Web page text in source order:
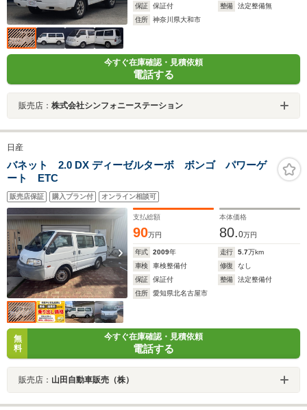
保証
保証付 整備
法定整備無
住所
神奈川県大和市
今すぐ在庫確認・見積依頼
電話する
販売店： 株式会社シンフォニーステーション
日産
バネット 2.0 DX ディーゼルターボ ボンゴ パワーゲ
ート ETC
販売店保証 購入プラン付 オンライン相談可
支払総額
90万円
本体価格
80.0万円
年式 2009年 走行 5.7万km
車検
車検整備付 修復
なし
保証
保証付 整備
法定整備付
住所
愛知県北名古屋市
無
料
今すぐ在庫確認・見積依頼
電話する
販売店： 山田自動車販売（株）